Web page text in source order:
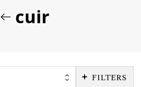
cuir
FILTERS